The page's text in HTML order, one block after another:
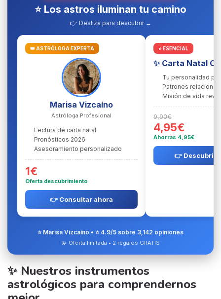
⭐ Los astros iluminan tu camino
👉 Desliza para descubrir →
👑 ASTRÓLOGA EXPERTA
Marisa Vizcaíno
Astróloga Profesional
Lectura de carta natal
Pronósticos 2026
Asesoramiento personalizado
1€
Oferta descubrimiento
👉 Consultar ahora
⭐ ESENCIAL
✨ Carta Natal
Tu personalidad
Patrones
Misión de vida
9,90€
4,95€
Ahorras 4,95€
👉 Descubrir
⭐ Marisa Vizcaíno • ⭐ 4.9/5 sobre 3,142 opiniones
💫 Oferta limitada • 2 regalos GRATIS
✨ Nuestros instrumentos
astrológicos para comprendernos